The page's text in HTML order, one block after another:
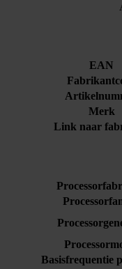
EAN
Merk
Link naar
Basisfrequentie